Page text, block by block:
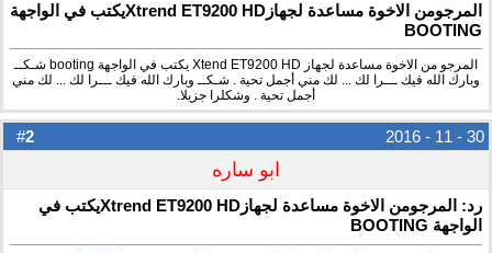
المرجومن الاخوة مساعدة لجهازXtrend ET9200 HDيكتب في الواجهة
BOOTING
المرجو من الاخوة مساعدة لجهاز Xtend ET9200 HD يكتب في الواجهة booting شـكــ
وبارك الله فيك ـــرا لك ... لك مني أجمل تحية . شـكــ وبارك الله فيك ـــرا لك ... لك مني
أجمل تحية . وشكلرا جزيلا.
2 30 - 11 - 2016
ابو ساره
رد: المرجومن الاخوة مساعدة لجهازXtrend ET9200 HDيكتب في
الواجهة BOOTING